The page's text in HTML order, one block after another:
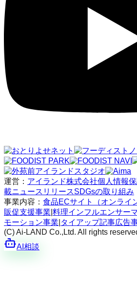
運営： アイランド株式会社個人情報
載ニュースリリースSDGsの取り組み
事業内容： 食品ECサイト（オンライ
販促支援事業 料理インフルエンサー
モーション事業 タイアップ記事広告
(C) Ai-LAND Co.,Ltd. All rights
AI相談